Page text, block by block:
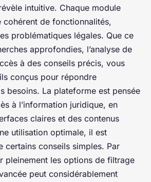
intuitive. Chaque module
cohérent de fonctionnalités,
problématiques légales. Que ce
approfondies, l’analyse de
à des conseils précis, vous
conçus pour répondre
besoins. La plateforme est pensée
à l’information juridique, en
claires et des contenus
utilisation optimale, il est
certains conseils simples. Par
pleinement les options de filtrage
peut considérablement